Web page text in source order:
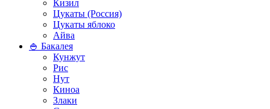
Кизил
Цукаты (Россия)
Цукаты яблоко
Айва
🍚 Бакалея
Кунжут
Рис
Нут
Киноа
Злаки